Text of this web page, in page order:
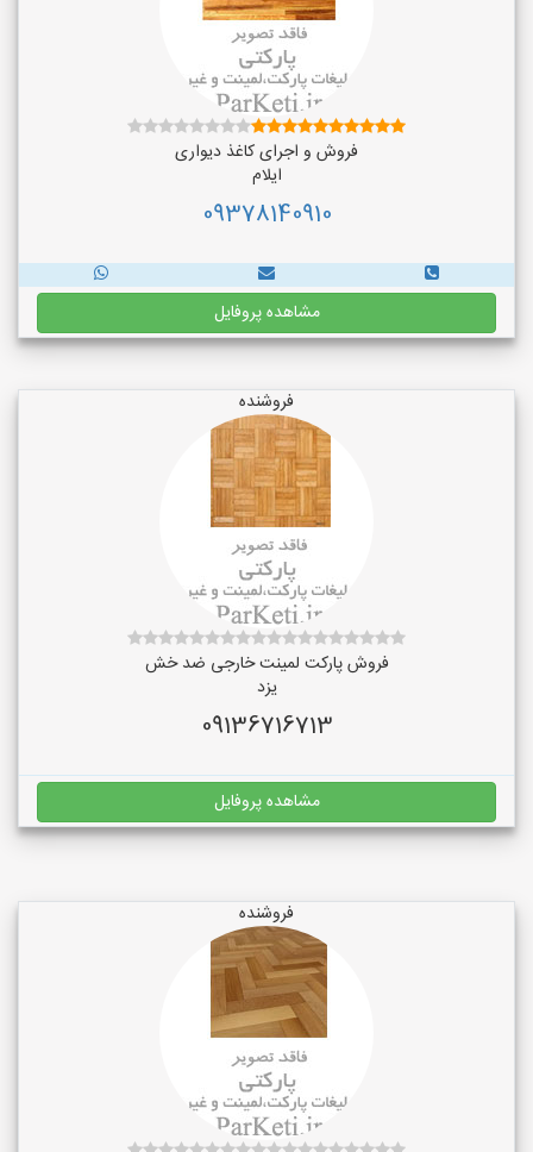
فروش و اجرای کاغذ دیواری
ایلام
09378140910
مشاهده پروفایل
فروشنده
فروش پارکت لمینت خارجی ضد خش
یزد
09136716713
مشاهده پروفایل
فروشنده